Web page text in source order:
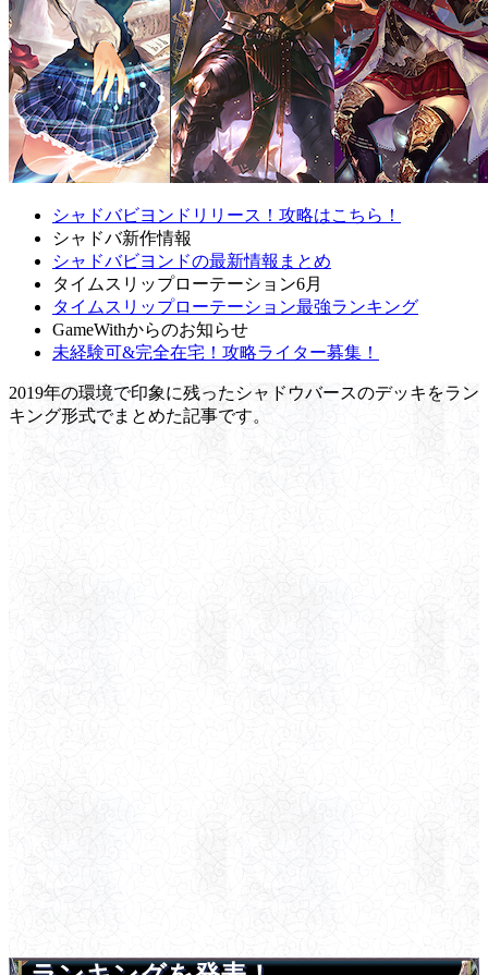
シャドバビヨンドリリース！攻略はこちら！
シャドバ新作情報
シャドバビヨンドの最新情報まとめ
タイムスリップローテーション6月
タイムスリップローテーション最強ランキング
GameWithからのお知らせ
未経験可&完全在宅！攻略ライター募集！
2019年の環境で印象に残ったシャドウバースのデッキをラン
キング形式でまとめた記事です。